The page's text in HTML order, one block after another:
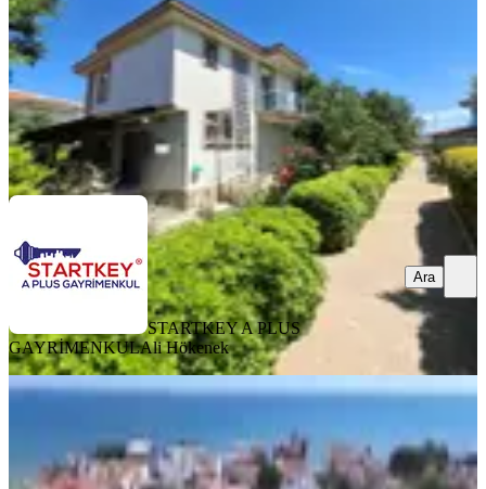
11.500.000 ₺11.900.000 ₺
STARTKEY A PLUS GAYRİMENKULAli Hökenek
Ara
STARTKEY A PLUS
GAYRİMENKULAli Hökenek
Ara
BALKONLU
Dublex Rw Akar'dan
İzmir, Seferihisar